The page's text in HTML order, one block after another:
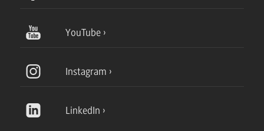
YouTube
Instagram
LinkedIn